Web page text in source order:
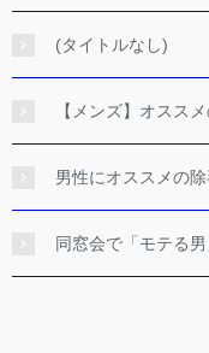
(タイトルなし)
【メンズ】オスス
男性にオススメの
同窓会で「モテる